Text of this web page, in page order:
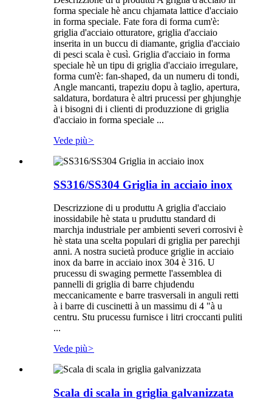
forma speciale hè ancu chjamata lattice d'acciaio
in forma speciale. Fate fora di forma cum'è:
griglia d'acciaio otturatore, griglia d'acciaio
inserita in un buccu di diamante, griglia d'acciaio
di pesci scala è cusì. Griglia d'acciaio in forma
speciale hè un tipu di griglia d'acciaio irregulare,
forma cum'è: fan-shaped, da un numeru di tondi,
Angle mancanti, trapeziu dopu à taglio, apertura,
saldatura, bordatura è altri prucessi per ghjunghje
à i bisogni di i clienti di produzzione di griglia
d'acciaio in forma speciale ...
Vede più>
SS316/SS304 Griglia in acciaio inox
Descrizzione di u produttu A griglia d'acciaio
inossidabile hè stata u pruduttu standard di
marchja industriale per ambienti severi corrosivi è
hè stata una scelta populari di griglia per parechji
anni. A nostra sucietà produce griglie in acciaio
inox da barre in acciaio inox 304 è 316. U
prucessu di swaging permette l'assemblea di
pannelli di griglia di barre chjudendu
meccanicamente e barre trasversali in anguli retti
à i barre di cuscinetti à un massimu di 4 "à u
centru. Stu prucessu furnisce i litri croccanti puliti
...
Vede più>
Scala di scala in griglia galvanizzata